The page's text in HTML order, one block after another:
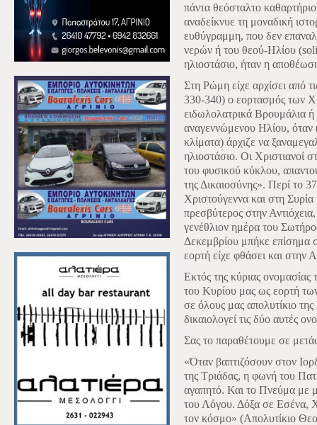
πάντα θεόσταλτο
αναδείκνυε τη μοναδική
ευθύγραμμη, που δεν
νερών ή του θεού-Ηλίου
ηλιοστάσιο, ήταν η
Στη Ρώμη είχε αρχίσει από
330-340) ο εορτασμός των
ειδωλολατρικά Βρουμάλια ή
αναγεννώμενου Ηλίου, όταν
κλίματα) άρχιζε να
ηλιοστάσιο. Οι Χριστιανοί
του φυσικού κύκλου,
της Δικαιοσύνης». Περί το
Χριστούγεννα και στη
πρεσβύτερος στην
γενέθλιον ημέρα του
Δεκεμβρίου μπήκε επίσημα
εορτή είχε φθάσει και στην
Εκτός της κύριας ονομασίας
του Κυρίου μας ως εορτή
σε όλους μας απολυτίκιο
δικαιολογεί τις δύο αυτές
Σας το παραθέτουμε σε
«Όταν βαπτιζόσουν στον
της Τριάδας, η φωνή του
αγαπητό. Και το Πνεύμα με
του Λόγου. Δόξα σε Εσένα,
τον κόσμο» (Απολυτίκιο